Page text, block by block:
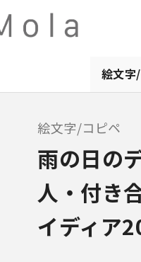
絵文字
絵文字/コピペ
雨の日の
人・付き
イディア